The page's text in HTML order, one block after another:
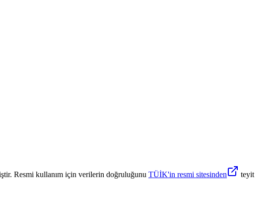
Resmi kullanım için verilerin doğruluğunu TÜİK'in resmi sitesinden
teyit